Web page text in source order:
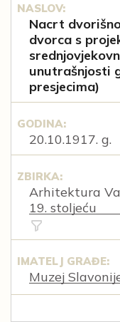
NASLOV:
Nacrt
dvorca s
unutrašnjosti
presjecima)
GODINA:
20.10.1917. g.
ZBIRKA:
Arhitektura
19. stoljeću
IMATELJ GRAĐE:
Muzej